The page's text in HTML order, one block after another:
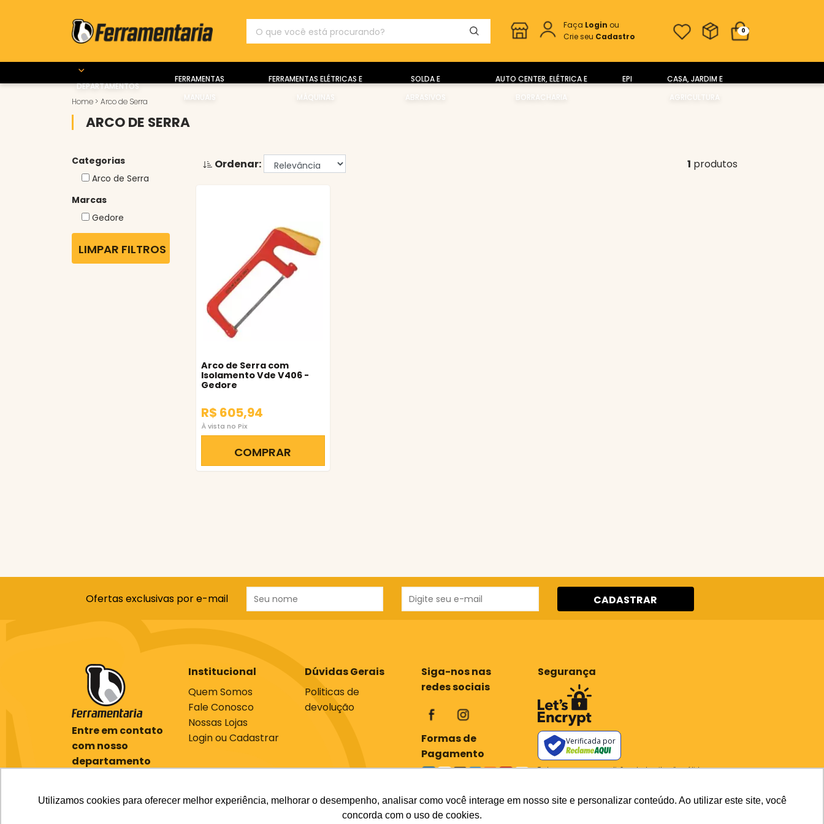
Utilizamos cookies para oferecer melhor experiência, melhorar o desempenho, analisar como você interage em nosso site e personalizar conteúdo. Ao utilizar este site, você
concorda com o uso de cookies.
Faça Login ou
Crie seu Cadastro
0
DEPARTAMENTOS
FERRAMENTAS
MANUAIS
FERRAMENTAS ELÉTRICAS E
MÁQUINAS
SOLDA E
ABRASIVOS
AUTO CENTER, ELÉTRICA E
BORRACHARIA
EPI
CASA, JARDIM E
AGRICULTURA
Home > Arco de Serra
ARCO DE SERRA
Categorias
Arco de Serra
Marcas
Gedore
LIMPAR FILTROS
Ordenar: 1 produtos
Arco de Serra com
Isolamento Vde V406 -
Gedore
R$ 605,94
À vista no Pix
COMPRAR
Ofertas exclusivas por e-mail CADASTRAR
Entre em contato
com nosso
departamento
(61) 3701-7000
Institucional
Quem Somos
Fale Conosco
Nossas Lojas
Login ou Cadastrar
Dúvidas Gerais
Politicas de
devolução
Siga-nos nas
redes sociais
Formas de
Pagamento
Segurança
Verificada por
Todos os preços e condições deste site são válidos apenas para
em outros meios de comunicação e sites de buscas. Em caso de